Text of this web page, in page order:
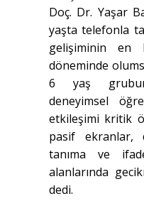
Doç. Dr. Yaşar
yaşta telefonla
gelişiminin en
döneminde
6 yaş
deneyimsel
etkileşimi kritik
pasif ekranlar,
tanıma ve
alanlarında
dedi.